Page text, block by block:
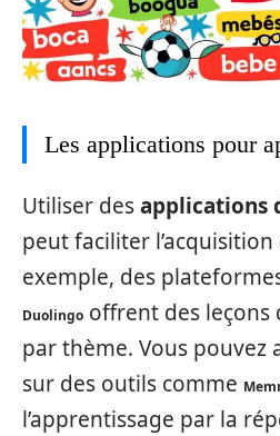
Les applications pour
Utiliser desapplications
peut faciliter
exemple, des
Duolingo offrent des leçons
par thème. Vous pouvez
sur des outils comme
l’apprentissage par la